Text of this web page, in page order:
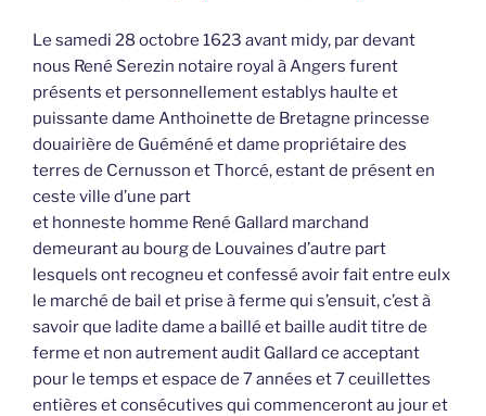
Le samedi 28 octobre 1623 avant midy, par devant
nous René Serezin notaire royal à Angers furent
présents et personnellement establys haulte et
puissante dame Anthoinette de Bretagne princesse
douairière de Guéméné et dame propriétaire des
terres de Cernusson et Thorcé, estant de présent en
ceste ville d’une part
et honneste homme René Gallard marchand
demeurant au bourg de Louvaines d’autre part
lesquels ont recogneu et confessé avoir fait entre eulx
le marché de bail et prise à ferme qui s’ensuit, c’est à
savoir que ladite dame a baillé et baille audit titre de
ferme et non autrement audit Gallard ce acceptant
pour le temps et espace de 7 années et 7 ceuillettes
entières et consécutives qui commenceront au jour et